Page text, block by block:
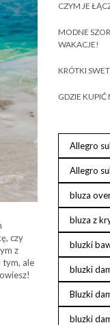
czy
z
tym, ale
CZYM JE
MODNE
WAKACJE!
KRÓTKI
GDZIE KUPIĆ
Allegro
Allegro
bluza
bluza z
bluzki
bluzki
Bluzki
bluzki